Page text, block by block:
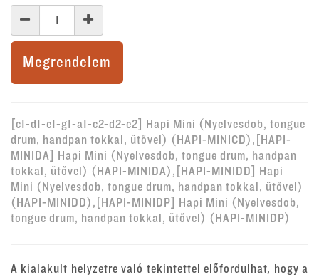
Megrendelem
[c1-d1-e1-g1-a1-c2-d2-e2] Hapi Mini (Nyelvesdob, tongue
drum, handpan tokkal, ütővel) (HAPI-MINICD),[HAPI-
MINIDA] Hapi Mini (Nyelvesdob, tongue drum, handpan
tokkal, ütővel) (HAPI-MINIDA),[HAPI-MINIDD] Hapi
Mini (Nyelvesdob, tongue drum, handpan tokkal, ütővel)
(HAPI-MINIDD),[HAPI-MINIDP] Hapi Mini (Nyelvesdob,
tongue drum, handpan tokkal, ütővel) (HAPI-MINIDP)
A kialakult helyzetre való tekintettel előfordulhat, hogy a